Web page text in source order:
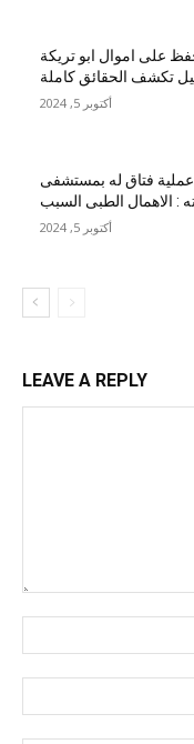
على اموال ابو تريكة
تكشف الحقائق كاملة
أكتوبر 5, 2024
عملية فتاق له بمستشفى
: الاهمال الطبى السبب
أكتوبر 5, 2024
LEAVE A REPLY